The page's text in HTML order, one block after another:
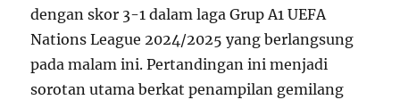
dengan skor 3-1 dalam laga Grup A1 UEFA
Nations League 2024/2025 yang berlangsung
pada malam ini. Pertandingan ini menjadi
sorotan utama berkat penampilan gemilang